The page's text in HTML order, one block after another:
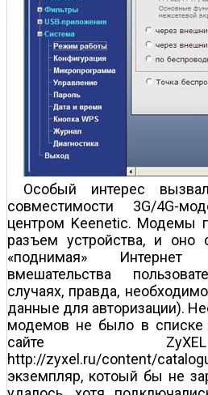
Особый интерес
совместимости 3G/4G-
центром Keenetic. Модемы
разъем устройства, и оно
«поднимая» Интернет
вмешательства
случаях, правда,
данные для авторизации).
модемов не было в
сайте
http://zyxel.ru/content/
экземпляр, котоый бы не